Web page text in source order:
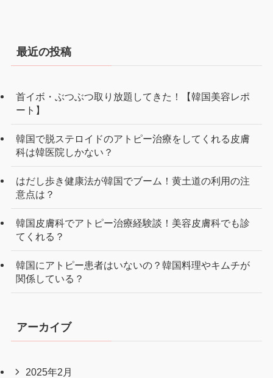
最近の投稿
首イボ・ぶつぶつ取り放題してきた！【韓国美容レポ
ート】
韓国で脱ステロイドのアトピー治療をしてくれる皮膚
科は韓医院しかない？
はだし歩き健康法が韓国でブーム！黄土道の利用の注
意点は？
韓国皮膚科でアトピー治療経験談！美容皮膚科でも診
てくれる？
韓国にアトピー患者はいないの？韓国料理やキムチが
関係している？
アーカイブ
2025年2月